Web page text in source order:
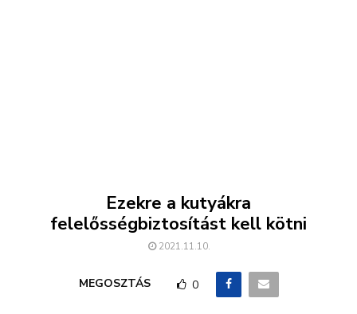
Ezekre a kutyákra
felelősségbiztosítást kell kötni
2021.11.10.
MEGOSZTÁS 0